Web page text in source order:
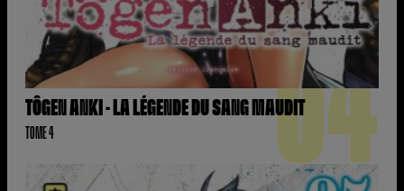
TÔGEN ANKI - LA LÉGENDE DU SANG MAUDIT
TOME 4 04